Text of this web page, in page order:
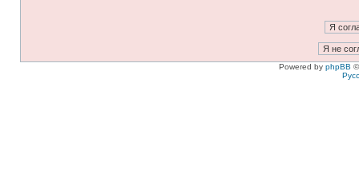
Powered by phpBB